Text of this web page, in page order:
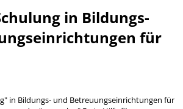
in Bildungs-
für
in Bildungs- und Betreuungseinrichtungen für